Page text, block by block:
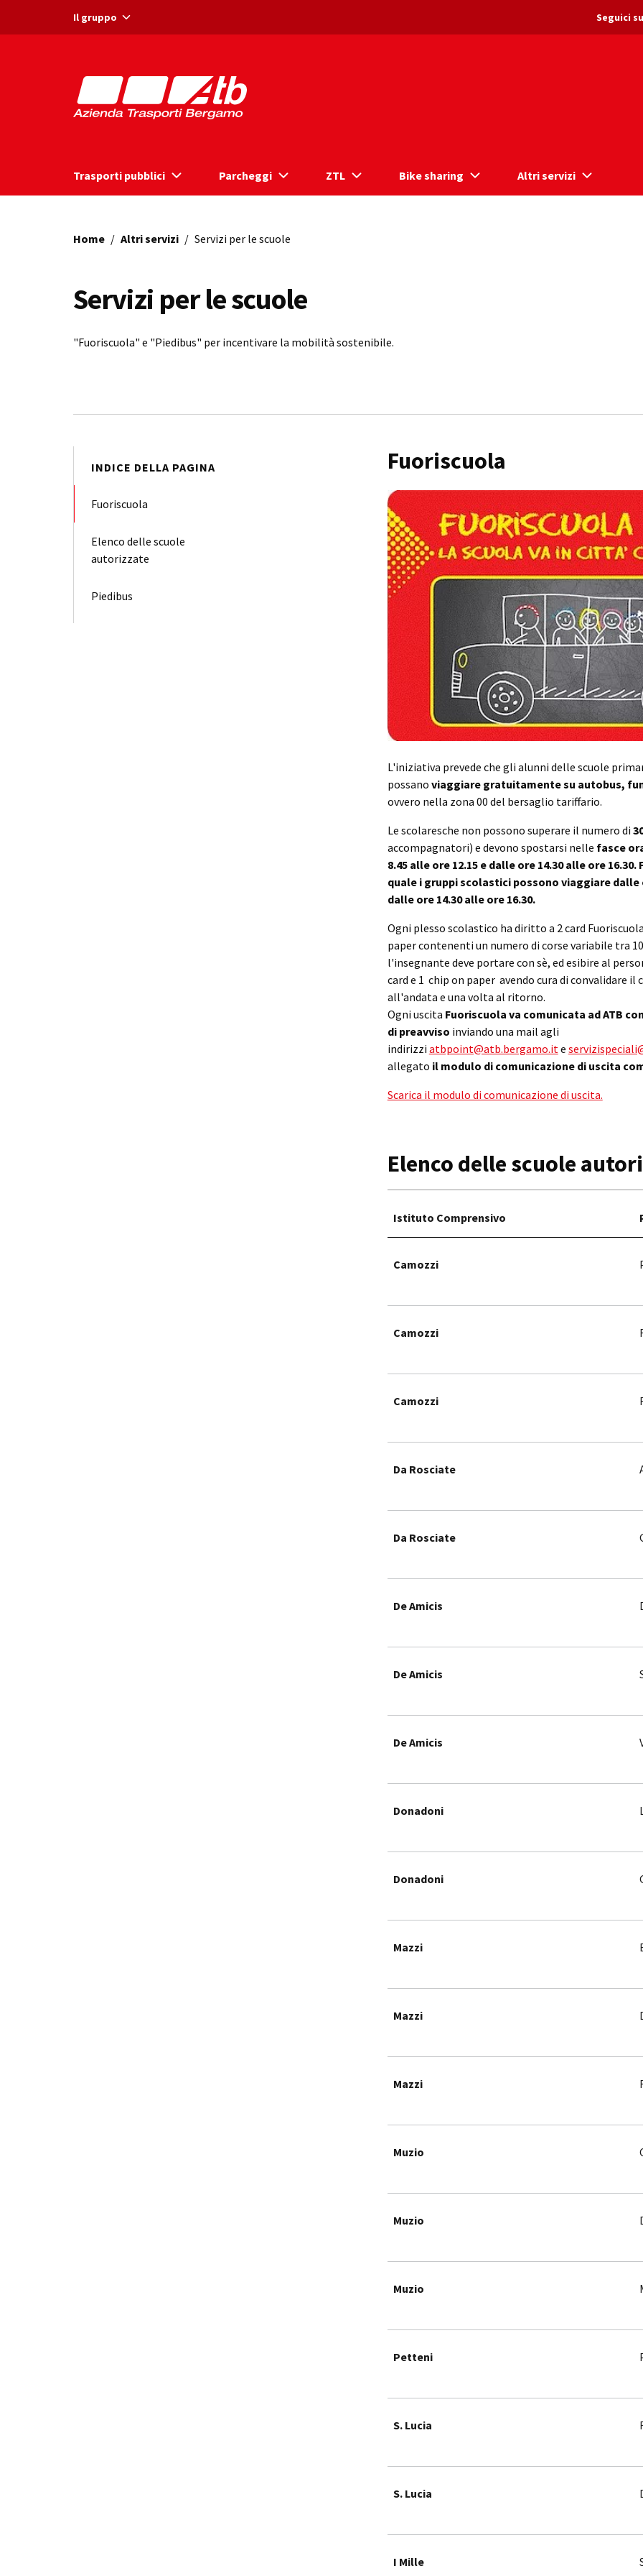
Il gruppo Seguici
Trasporti pubblici Parcheggi ZTL Bike sharing Altri servizi
Home / Altri servizi / Servizi per le scuole
Servizi per le scuole
"Fuoriscuola" e "Piedibus" per incentivare la mobilità sostenibile.
INDICE DELLA PAGINA
Fuoriscuola
Elenco delle scuole
autorizzate
Piedibus
Fuoriscuola
L'iniziativa prevede che gli alunni delle scuole
possano viaggiare gratuitamente su autobus,
ovvero nella zona 00 del bersaglio tariffario.
Le scolaresche non possono superare il numero di
accompagnatori) e devono spostarsi nelle fasce
8.45 alle ore 12.15 e dalle ore 14.30 alle ore
quale i gruppi scolastici possono viaggiare dalle
dalle ore 14.30 alle ore 16.30.
Ogni plesso scolastico ha diritto a 2 card
paper contenenti un numero di corse variabile tra
l'insegnante deve portare con sè, ed esibire al
card e 1 chip on paper avendo cura di convalidare il
all'andata e una volta al ritorno.
Ogni uscita Fuoriscuola va comunicata ad ATB
di preavviso inviando una mail agli
indirizzi atbpoint@atb.bergamo.it e
allegato il modulo di comunicazione di uscita
Scarica il modulo di comunicazione di uscita.
Elenco delle scuole
Istituto Comprensivo
Camozzi
Camozzi
Camozzi
Da Rosciate
Da Rosciate
De Amicis
De Amicis
De Amicis
Donadoni
Donadoni
Mazzi
Mazzi
Mazzi
Muzio
Muzio
Muzio
Petteni
S. Lucia
S. Lucia
I Mille